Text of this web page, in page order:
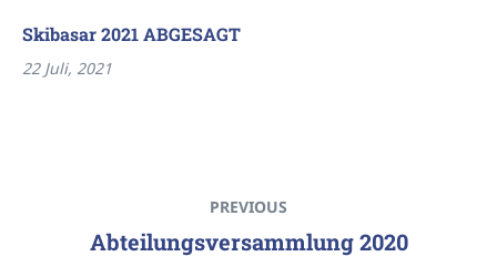
Skibasar 2021 ABGESAGT
22 Juli, 2021
PREVIOUS
Abteilungsversammlung 2020